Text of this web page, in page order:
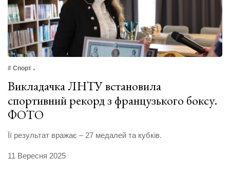
# Спорт
Викладачка ЛНТУ встановила
спортивний рекорд з французького боксу.
ФОТО
Її результат вражає – 27 медалей та кубків.
11 Вересня 2025